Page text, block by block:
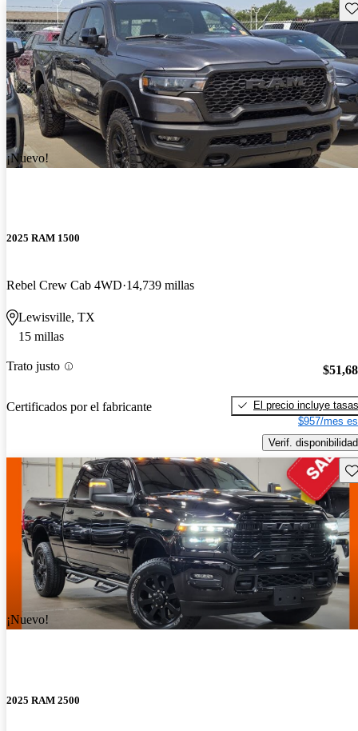
¡Nuevo!
2025 RAM 1500
Rebel Crew Cab 4WD 14,739 millas
Lewisville, TX
15 millas
Trato justo
Certificados por el fabricante
El precio incluye tasas
$957/mes
Verif. disponibilidad
¡Nuevo!
2025 RAM 2500